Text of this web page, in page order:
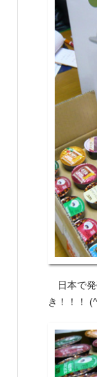
日本で発
き！！！